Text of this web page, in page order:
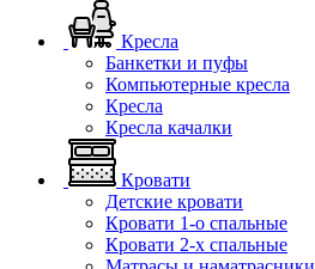
Кресла
Банкетки и пуфы
Компьютерные кресла
Кресла
Кресла качалки
Кровати
Детские кровати
Кровати 1-о спальные
Кровати 2-х спальные